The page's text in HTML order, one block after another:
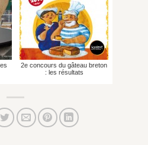
2e concours du gâteau breton
: les résultats